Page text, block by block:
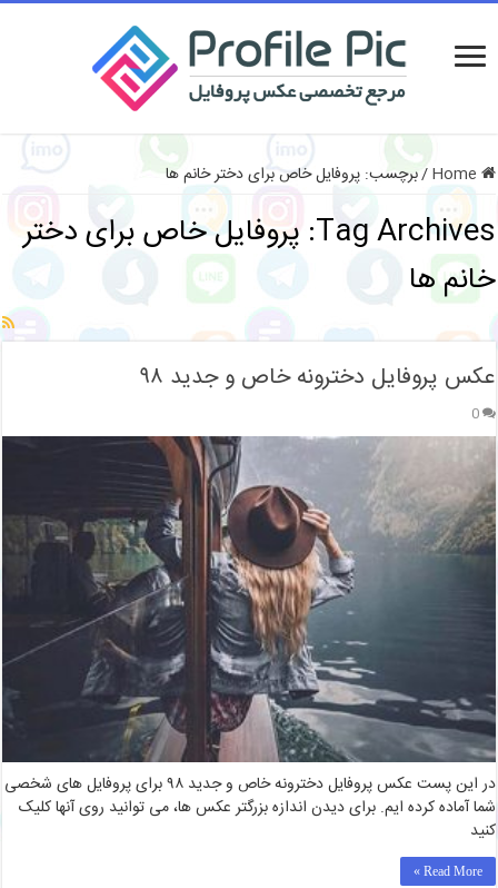
/برچسب:پروفایل خاص برای دختر خانم ها
Tag Archives: پروفایل خاص برای دختر
خانم ها
عکس پروفایل دخترونه خاص و جدید ۹۸
0
در این پست عکس پروفایل دخترونه خاص و جدید ۹۸ برای پروفایل های شخصی
شما آماده کرده ایم. برای دیدن اندازه بزرگتر عکس ها، می توانید روی آنها کلیک
کنید
Read More »